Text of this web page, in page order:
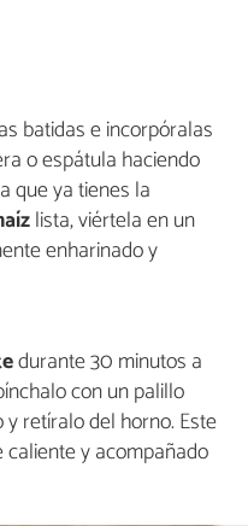
batidas e incorpóralas
o espátula haciendo
que ya tienes la
lista, viértela en un
enharinado y
durante 30 minutos a
con un palillo
retíralo del horno. Este
y acompañado